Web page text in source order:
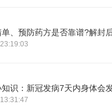
、预防药方是否靠谱?解封
识：新冠发病7天内身体会